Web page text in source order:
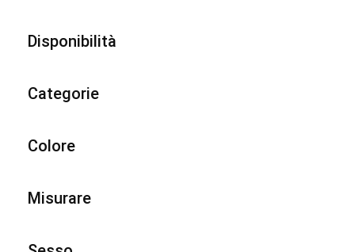
Disponibilità
Categorie
Colore
Misurare